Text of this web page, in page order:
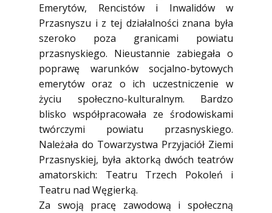
Emerytów, Rencistów i Inwalidów w
Przasnyszu i z tej działalności znana była
szeroko poza granicami powiatu
przasnyskiego. Nieustannie zabiegała o
poprawę warunków socjalno-bytowych
emerytów oraz o ich uczestniczenie w
życiu społeczno-kulturalnym. Bardzo
blisko współpracowała ze środowiskami
twórczymi powiatu przasnyskiego.
Należała do Towarzystwa Przyjaciół Ziemi
Przasnyskiej, była aktorką dwóch teatrów
amatorskich: Teatru Trzech Pokoleń i
Teatru nad Węgierką.
Za swoją pracę zawodową i społeczną